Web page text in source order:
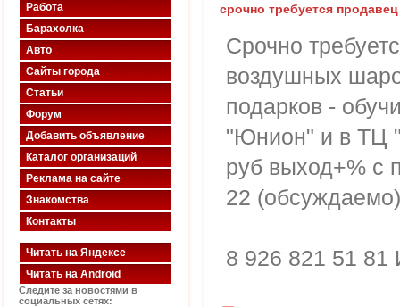
Работа
Барахолка
Авто
Сайты города
Статьи
Форум
Добавить объявление
Каталог организаций
Реклама на сайте
Знакомства
Контакты
Читать на Яндексе
Читать на Android
Следите за новостями в
социальных сетях:
срочно требуется продавец
Срочно
воздушных
подарков -
"Юнион" и в ТЦ
руб выход+% с
22 (обсуждаемо)
8 926 821 51 81